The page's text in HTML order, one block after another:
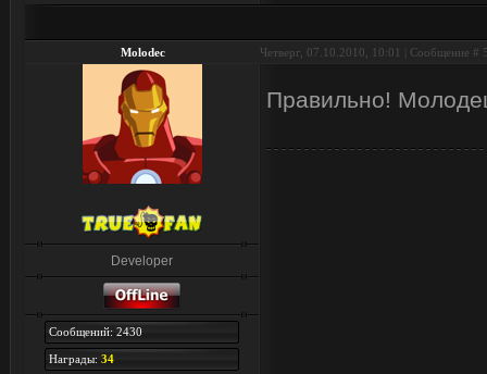
Molodec Четверг, 07.10.2010, 10:01 | Сообщение #
Developer
Сообщений: 2430
Награды: 34
Правильно!